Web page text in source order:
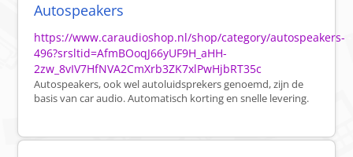
Autospeakers
https://www.caraudioshop.nl/shop/category/autospeakers-
496?srsltid=AfmBOoqJ66yUF9H_aHH-
2zw_8vIV7HfNVA2CmXrb3ZK7xlPwHjbRT35c
Autospeakers, ook wel autoluidsprekers genoemd, zijn de
basis van car audio. Automatisch korting en snelle levering.